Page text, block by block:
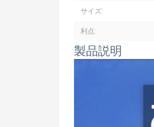
サイズ:
利点:
製品説明